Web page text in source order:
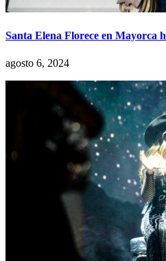
Santa Elena Florece en Mayorca
agosto 6, 2024